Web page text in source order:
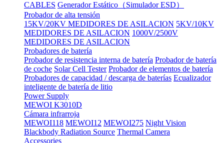
CABLES Generador Estático（Simulador ESD）
Probador de alta tensión
15KV/20KV MEDIDORES DE ASILACION 5KV/10KV
MEDIDORES DE ASILACION 1000V/2500V
MEDIDORES DE ASILACION
Probadores de batería
Probador de resistencia interna de batería Probador de batería
de coche Solar Cell Tester Probador de elementos de batería
Probadores de capacidad / descarga de baterías Ecualizador
inteligente de batería de litio
Power Supply
MEWOI K3010D
Cámara infrarroja
MEWOI118 MEWOI12 MEWOI275 Night Vision
Blackbody Radiation Source Thermal Camera
Accessories